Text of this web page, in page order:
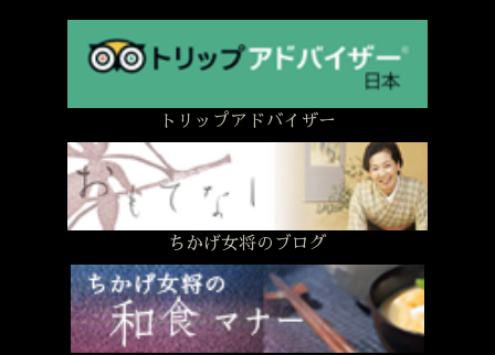
トリップアドバイザー
ちかげ女将のブログ